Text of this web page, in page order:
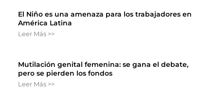
El Niño es una amenaza para los trabajadores en
América Latina
Leer Más >>
Mutilación genital femenina: se gana el debate,
pero se pierden los fondos
Leer Más >>